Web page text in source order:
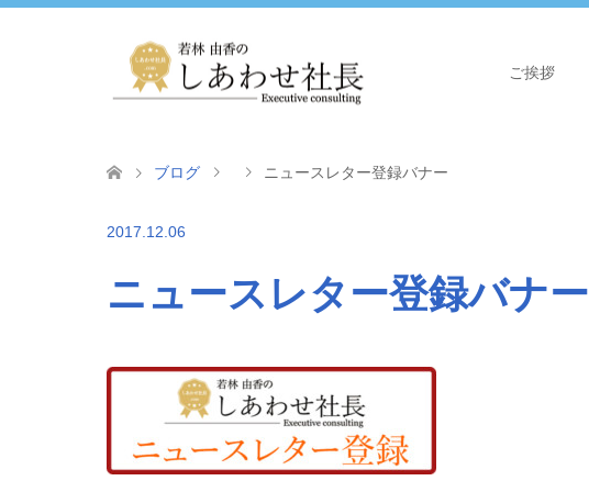
ご挨拶
ブログ ニュースレター登録バナー
2017.12.06
ニュースレター登録バナー